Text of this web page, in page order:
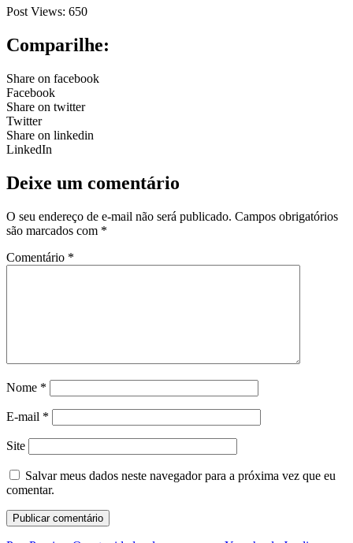
Post Views: 650
Comparilhe:
Share on facebook
Facebook
Share on twitter
Twitter
Share on linkedin
LinkedIn
Deixe um comentário
O seu endereço de e-mail não será publicado. Campos obrigatórios
são marcados com *
Comentário *
Nome *
E-mail *
Site
Salvar meus dados neste navegador para a próxima vez que eu
comentar.